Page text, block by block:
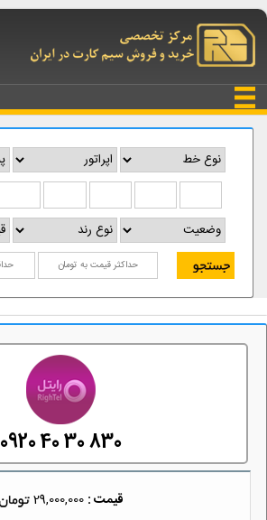
0920 40 30 830
قیمت : 29,000,000